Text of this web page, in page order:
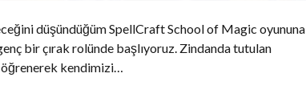
düşündüğüm SpellCraft School of Magic oyununa
bir çırak rolünde başlıyoruz. Zindanda tutulan
kendimizi…